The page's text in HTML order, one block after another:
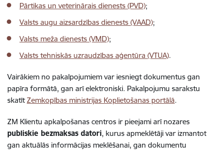
Pārtikas un veterinārais dienests (PVD);
Valsts augu aizsardzības dienests (VAAD);
Valsts meža dienests (VMD);
Valsts tehniskās uzraudzības aģentūra (VTUA).
Vairākiem no pakalpojumiem var iesniegt dokumentus gan
papīra formātā, gan arī elektroniski. Pakalpojumu sarakstu
skatītZemkopības ministrijas Koplietošanas portālā.
ZM Klientu apkalpošanas centros ir pieejami arī nozares
publiskie bezmaksas datori, kurus apmeklētāji var izmantot
gan aktuālās informācijas meklēšanai, gan dokumentu